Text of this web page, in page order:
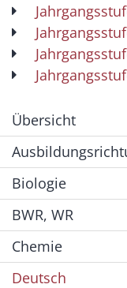
Übersicht
Biologie
BWR, WR
Chemie
Deutsch